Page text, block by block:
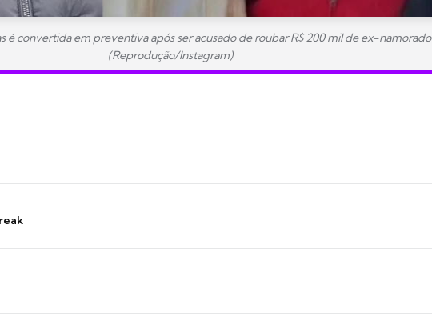
é convertida em preventiva após ser acusado de roubar R$ 200 mil de ex-namorado
(Reprodução/Instagram)